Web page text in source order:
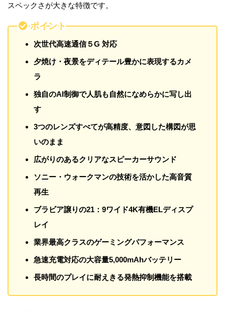
スペックさが大きな特徴です。
ポイント
次世代高速通信５G 対応
夕焼け・夜景をディテール豊かに表現するカメ
ラ
独自のAI制御で人肌も自然になめらかに写し出
す
3つのレンズすべてが高精度、意図した構図が思
いのまま
広がりのあるクリアなスピーカーサウンド
ソニー・ウォークマンの技術を活かした高音質
再生
ブラビア譲りの21：9ワイド4K有機ELディスプ
レイ
業界最高クラスのゲーミングパフォーマンス
急速充電対応の大容量5,000mAhバッテリー
長時間のプレイに耐えきる発熱抑制機能を搭載